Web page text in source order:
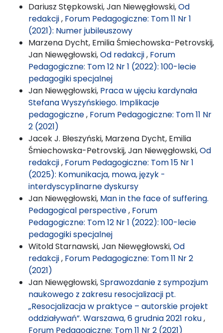
Dariusz Stępkowski, Jan Niewęgłowski,Od
redakcji, Forum Pedagogiczne: Tom 11 Nr 1
(2021): Numer jubileuszowy
Marzena Dycht, Emilia Śmiechowska-Petrovskij,
Jan Niewęgłowski,Od redakcji, Forum
Pedagogiczne: Tom 12 Nr 1 (2022): 100-lecie
pedagogiki specjalnej
Jan Niewęgłowski, Praca w ujęciu kardynała
Stefana Wyszyńskiego. Implikacje
pedagogiczne, Forum Pedagogiczne: Tom 11 Nr
2 (2021)
Jacek J. Błeszyński, Marzena Dycht, Emilia
Śmiechowska-Petrovskij, Jan Niewęgłowski,Od
redakcji, Forum Pedagogiczne: Tom 15 Nr 1
(2025): Komunikacja, mowa, język -
interdyscyplinarne dyskursy
Jan Niewęgłowski, Man in the face of suffering.
Pedagogical perspective, Forum
Pedagogiczne: Tom 12 Nr 1 (2022): 100-lecie
pedagogiki specjalnej
Witold Starnawski, Jan Niewęgłowski,Od
redakcji, Forum Pedagogiczne: Tom 11 Nr 2
(2021)
Jan Niewęgłowski,Sprawozdanie z sympozjum
naukowego z zakresu resocjalizacji pt.
„Resocjalizacja w praktyce – autorskie projekt
oddziaływań”. Warszawa, 6 grudnia 2021 roku,
Forum Pedagogiczne: Tom 11 Nr 2 (2021)